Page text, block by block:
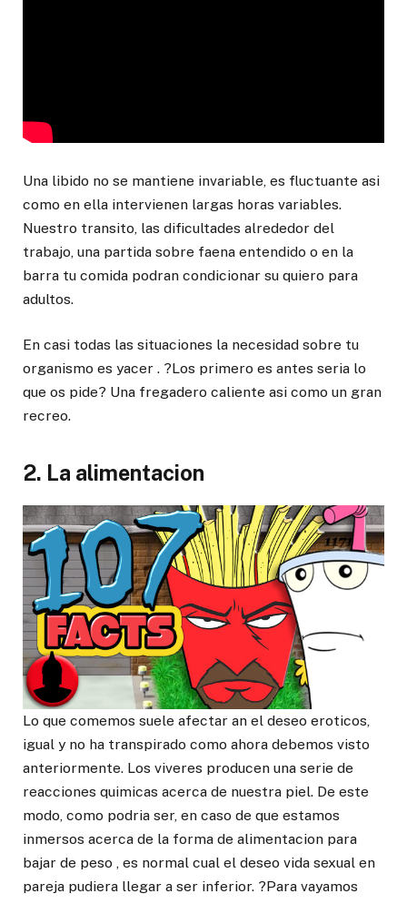
Una libido no se mantiene invariable, es fluctuante asi
como en ella intervienen largas horas variables.
Nuestro transito, las dificultades alrededor del
trabajo, una partida sobre faena entendido o en la
barra tu comida podran condicionar su quiero para
adultos.
En casi todas las situaciones la necesidad sobre tu
organismo es yacer . ?Los primero es antes seria lo
que os pide? Una fregadero caliente asi como un gran
recreo.
2. La alimentacion
Lo que comemos suele afectar an el deseo eroticos,
igual y no ha transpirado como ahora debemos visto
anteriormente. Los viveres producen una serie de
reacciones quimicas acerca de nuestra piel. De este
modo, como podria ser, en caso de que estamos
inmersos acerca de la forma de alimentacion para
bajar de peso , es normal cual el deseo vida sexual en
pareja pudiera llegar a ser inferior. ?Para vayamos